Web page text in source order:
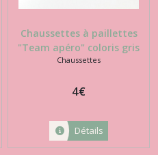
Chaussettes à paillettes
"Team apéro" coloris gris
clais
Chaussettes
4€
Détails